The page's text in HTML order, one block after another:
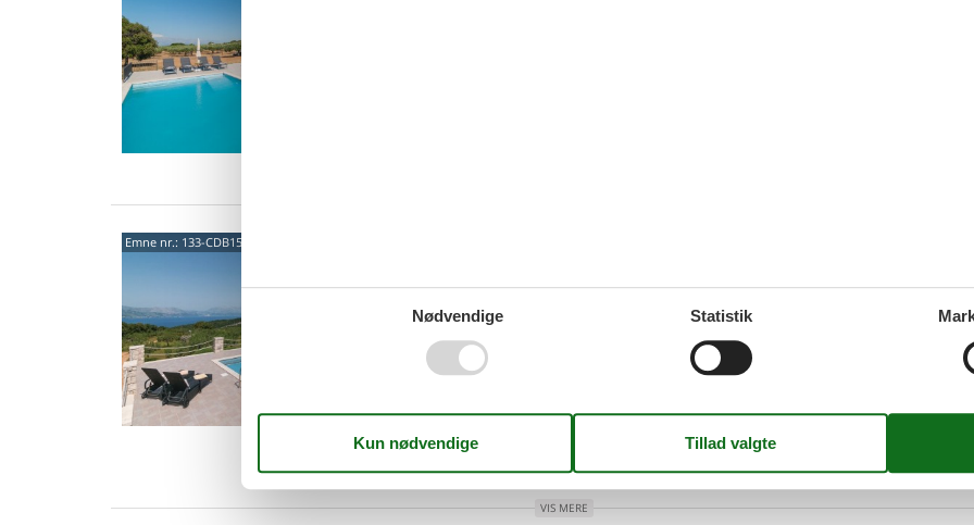
Emne nr.: 133-CDB156
regionen. Huset er
særdeles hyggeligt indrettet, og fra den
dejlige terrasse har I en vidunderlig
2 badeværelser
7
VIS MERE
Nødvendige Statistik